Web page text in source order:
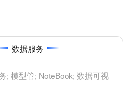
数据服务
; 模型管; NoteBook; 数据可视